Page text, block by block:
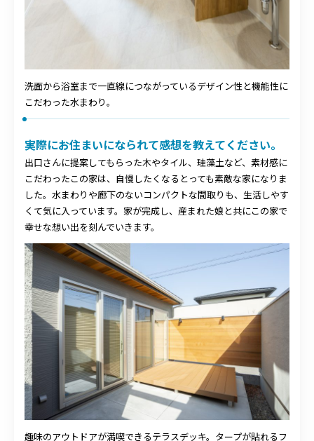
洗面から浴室まで一直線につながっているデザイン性と機能性に
こだわった水まわり。
実際にお住まいになられて感想を教えてください。
出口さんに提案してもらった木やタイル、珪藻土など、素材感に
こだわったこの家は、自慢したくなるとっても素敵な家になりま
した。水まわりや廊下のないコンパクトな間取りも、生活しやす
くて気に入っています。家が完成し、産まれた娘と共にこの家で
幸せな想い出を刻んでいきます。
趣味のアウトドアが満喫できるテラスデッキ。タープが貼れるフ